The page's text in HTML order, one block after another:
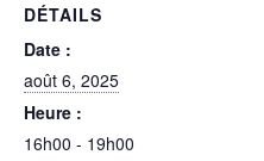
DÉTAILS
Date :
août 6, 2025
Heure :
16h00 - 19h00